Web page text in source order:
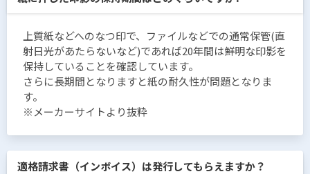
上質紙などへのなつ印で、ファイルなどでの通常保管(直
射日光があたらないなど)であれば20年間は鮮明な印影を
保持していることを確認しています。
さらに長期間となりますと紙の耐久性が問題となりま
す。
※メーカーサイトより抜粋
適格請求書（インボイス）は発行してもらえますか？